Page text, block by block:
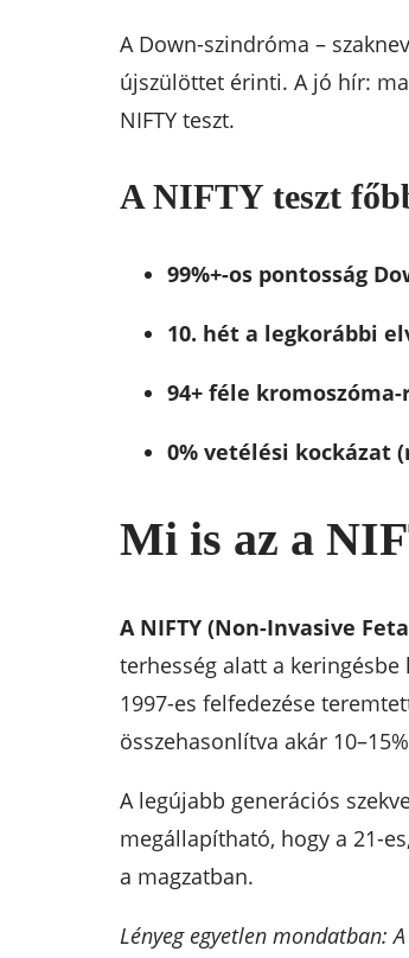
A Down-szindróma –
újszülöttet érinti. A jó hír:
NIFTY teszt.
A NIFTY teszt
99%+-os pontosság
10. hét a legkorábbi
94+ féle
0% vetélési kockázat
Mi is az a
A NIFTY (Non-Invasive
terhesség alatt a keringésbe
1997-es felfedezése
összehasonlítva akár
A legújabb generációs
megállapítható, hogy a 21-
a magzatban.
Lényeg egyetlen mondatban: